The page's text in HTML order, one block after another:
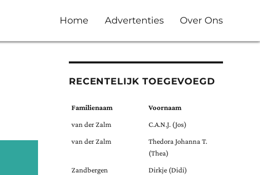
Home Advertenties Over Ons
RECENTELIJK TOEGEVOEGD
Familienaam Voornaam
van der Zalm C.A.N.J. (Jos)
van der Zalm
Thedora Johanna T.
(Thea)
Zandbergen Dirkje (Didi)